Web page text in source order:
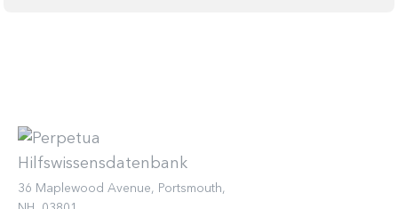
36 Maplewood Avenue, Portsmouth,